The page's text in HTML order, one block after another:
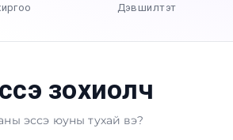
Дэвшилтэт
зохиолч
эссэ юуны тухай вэ?